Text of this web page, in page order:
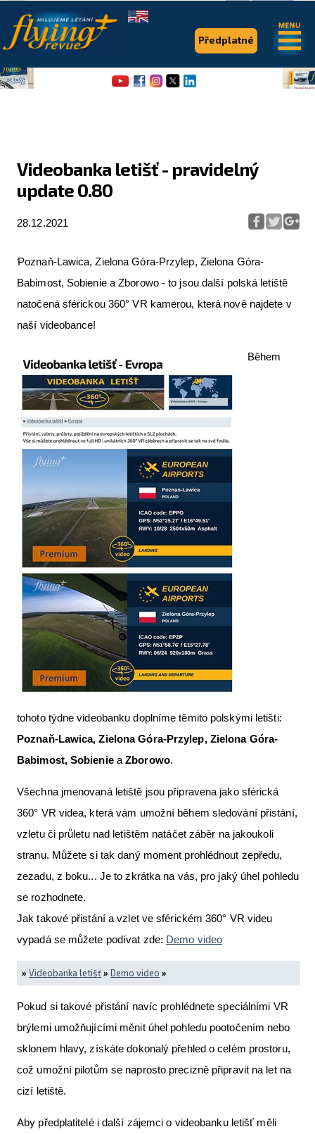
Videobanka letišť - pravidelný
update 0.80
28.12.2021
Poznaň-Lawica, Zielona Góra-Przylep, Zielona Góra-
Babimost, Sobienie a Zborowo - to jsou další polská letiště
natočená sférickou 360° VR kamerou, která nově najdete v
naší videobance!
Během
tohoto týdne videobanku doplníme těmito polskými letišti:
Poznaň-Lawica, Zielona Góra-Przylep, Zielona Góra-
Babimost, SobienieaZborowo.
Všechna jmenovaná letiště jsou připravena jako sférická
360° VR videa, která vám umožní během sledování přistání,
vzletu či průletu nad letištěm natáčet záběr na jakoukoli
stranu. Můžete si tak daný moment prohlédnout zepředu,
zezadu, z boku... Je to zkrátka na vás, pro jaký úhel pohledu
se rozhodnete.
Jak takové přistání a vzlet ve sférickém 360° VR videu
vypadá se můžete podívat zde: Demo video
» Videobanka letišť» Demo video »
Pokud si takové přistání navíc prohlédnete speciálními VR
brýlemi umožňujícími měnit úhel pohledu pootočením nebo
sklonem hlavy, získáte dokonalý přehled o celém prostoru,
což umožní pilotům se naprosto precizně připravit na let na
cizí letiště.
Aby předplatitelé i další zájemci o videobanku letišť měli
Předplatné
.
Série & speciály
Aktuální FR + archiv
Letecká muzea
VFR Communication app
The SAFE Guide app
Nabídky práce v letectví
Inzerujte s námi
E-SHOP